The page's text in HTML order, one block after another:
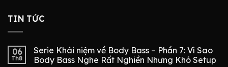
TIN TỨC
06
Th8
Serie Khái niệm về Body Bass – Phần 7: Vì Sao
Body Bass Nghe Rất Nghiền Nhưng Khó Setup